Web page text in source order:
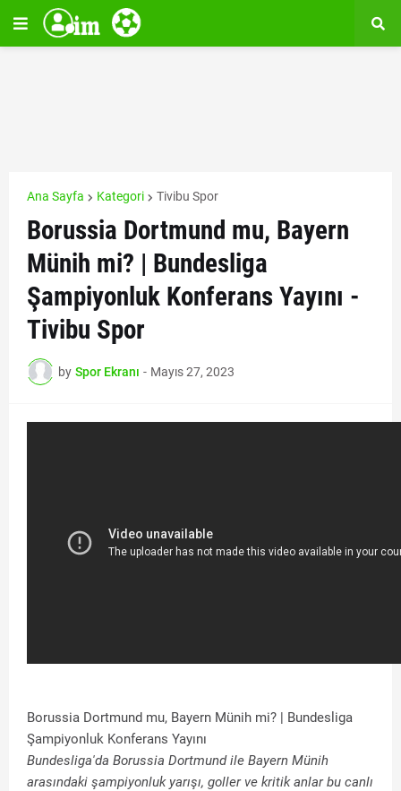
Ana Sayfa Kategori Tivibu Spor
Borussia Dortmund mu, Bayern
Münih mi? | Bundesliga
Şampiyonluk Konferans Yayını -
Tivibu Spor
by Spor Ekranı - Mayıs 27, 2023
Borussia Dortmund mu, Bayern Münih mi? | Bundesliga
Şampiyonluk Konferans Yayını
Bundesliga'da Borussia Dortmund ile Bayern Münih
arasındaki şampiyonluk yarışı, goller ve kritik anlar bu canlı